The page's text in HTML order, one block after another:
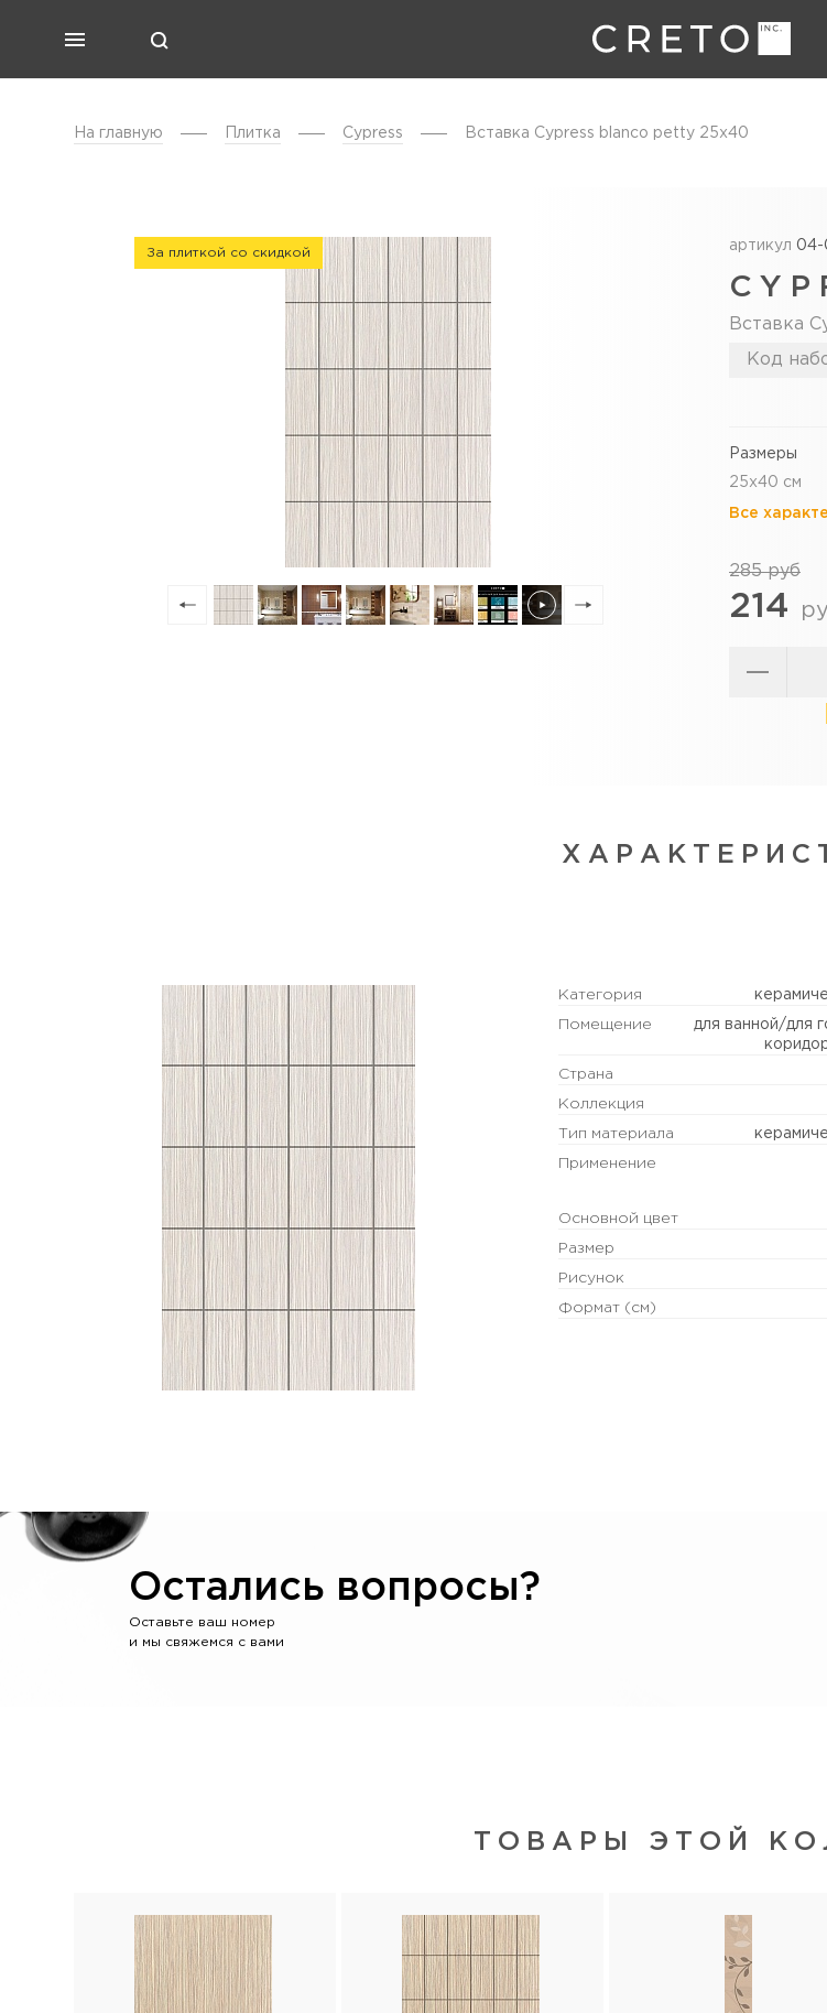
На главную Плитка Cypress Вставка Cypress blanco petty 25х40
За плиткой со скидкой
артикул 04-
Вставка
Код
Размеры
25х40 см
Все
285 руб
214
Категория
Помещение
для ванной/для
Страна
Коллекция
Тип материала
Применение
Основной цвет
Размер
Рисунок
Формат (см)
Остались вопросы?
Оставьте ваш номер
и мы свяжемся с вами
ТОВАРЫ ЭТОЙ